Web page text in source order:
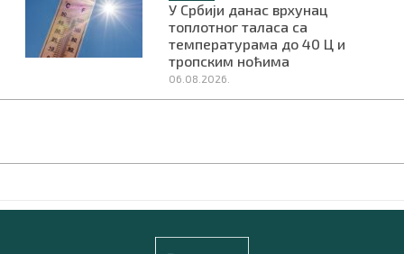
У Србији данас врхунац
топлотног таласа са
температурама до 40 Ц и
тропским ноћима
06.08.2026.